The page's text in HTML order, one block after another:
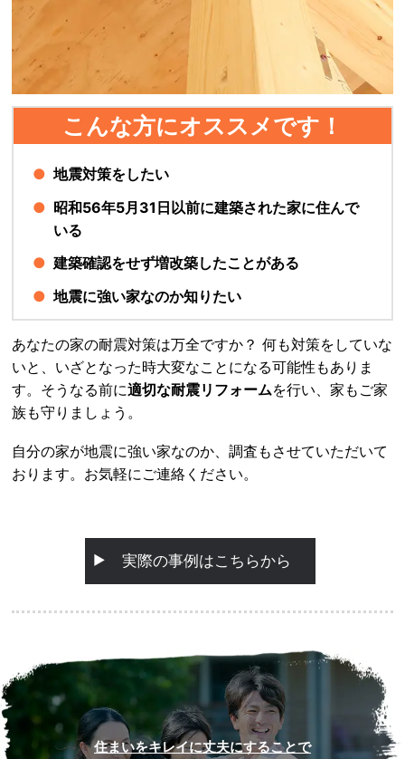
こんな方にオススメです！
地震対策をしたい
昭和56年5月31日以前に建築された家に住んで
いる
建築確認をせず増改築したことがある
地震に強い家なのか知りたい
あなたの家の耐震対策は万全ですか？ 何も対策をしていな
いと、いざとなった時大変なことになる可能性もありま
す。そうなる前に適切な耐震リフォームを行い、家もご家
族も守りましょう。
自分の家が地震に強い家なのか、調査もさせていただいて
おります。お気軽にご連絡ください。
実際の事例はこちらから
住まいをキレイに丈夫にすることで